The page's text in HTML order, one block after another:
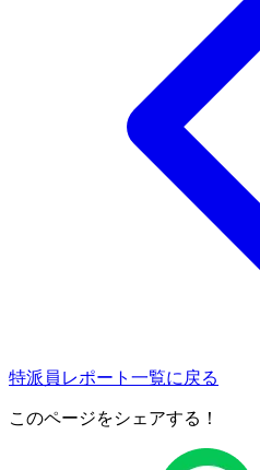
特派員レポート一覧に戻る
このページをシェアする！